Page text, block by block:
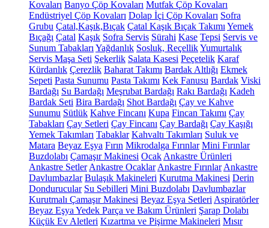
Kovaları Banyo Çöp Kovaları Mutfak Çöp Kovaları
Endüstriyel Çöp Kovaları Dolap İçi Çöp Kovaları Sofra
Grubu Çatal,Kaşık,Bıçak Çatal Kaşık Bıçak Takımı Yemek
Bıçağı Çatal Kaşık Sofra Servis Sürahi Kase Tepsi Servis ve
Sunum Tabakları Yağdanlık Sosluk, ReçellikYumurtalık
Servis Maşa Seti Şekerlik Salata Kasesi Peçetelik Karaf
Kürdanlık Çerezlik Baharat Takımı Bardak Altlığı Ekmek
Sepeti Pasta Sunumu Pasta Takımı Kek Fanusu Bardak Viski
Bardağı Su Bardağı Meşrubat Bardağı Rakı Bardağı Kadeh
Bardak Seti Bira Bardağı Shot Bardağı Çay ve Kahve
Sunumu Sütlük Kahve Fincanı Kupa Fincan Takımı Çay
Tabakları Çay Setleri Çay Fincanı Çay Bardağı Çay Kaşığı
Yemek Takımları Tabaklar Kahvaltı Takımları Suluk ve
Matara Beyaz Eşya Fırın Mikrodalga Fırınlar Mini Fırınlar
Buzdolabı Çamaşır Makinesi Ocak Ankastre Ürünleri
Ankastre Setler Ankastre Ocaklar Ankastre Fırınlar Ankastre
Davlumbazlar Bulaşık Makineleri Kurutma Makinesi Derin
Dondurucular Su Sebilleri Mini Buzdolabı Davlumbazlar
Kurutmalı Çamaşır Makinesi Beyaz Eşya Setleri Aspiratörler
Beyaz Eşya Yedek Parça ve Bakım Ürünleri Şarap Dolabı
Küçük Ev Aletleri Kızartma ve Pişirme Makineleri Mısır